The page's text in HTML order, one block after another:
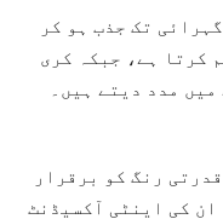
تک جذب ہو کر
کرتا ہے، جبکہ کری
مدد دیتے ہیں۔
رنگ کو برقرار
کی اینٹی آکسیڈنٹ